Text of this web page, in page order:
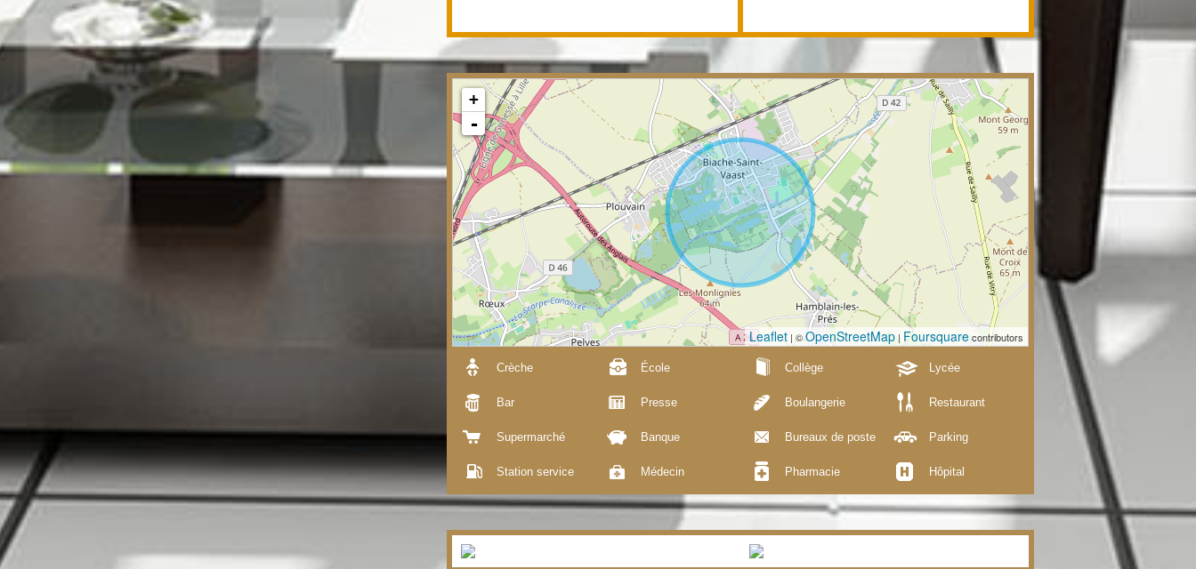
+
-
Leaflet | ©OpenStreetMap | Foursquarecontributors
Crèche École Collège Lycée
Bar Presse Boulangerie Restaurant
Supermarché Banque Bureaux de poste Parking
Station service Médecin Pharmacie Hôpital